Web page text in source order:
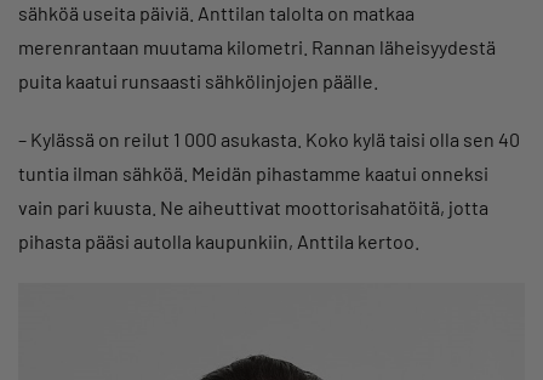
sähköä useita päiviä. Anttilan talolta on matkaa
merenrantaan muutama kilometri. Rannan läheisyydestä
puita kaatui runsaasti sähkölinjojen päälle.
– Kylässä on reilut 1 000 asukasta. Koko kylä taisi olla sen 40
tuntia ilman sähköä. Meidän pihastamme kaatui onneksi
vain pari kuusta. Ne aiheuttivat moottorisahatöitä, jotta
pihasta pääsi autolla kaupunkiin, Anttila kertoo.